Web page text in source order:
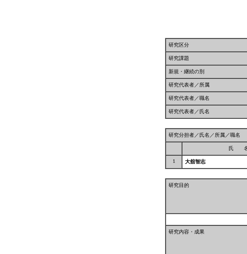
研究区分
研究課題
新規・継続の別
研究代表者／所属
研究代表者／職名
研究代表者／氏名
研究分担者／氏名／所属／職名
氏
1 大舘智志
研究目的
研究内容・成果